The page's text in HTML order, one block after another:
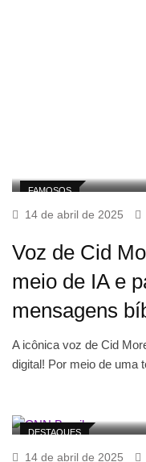
FAMOSOS
14 de abril de 2025
Voz de Cid
meio de IA e
mensagens
A icônica voz de Cid
digital! Por meio de uma
DESTAQUES
14 de abril de 2025